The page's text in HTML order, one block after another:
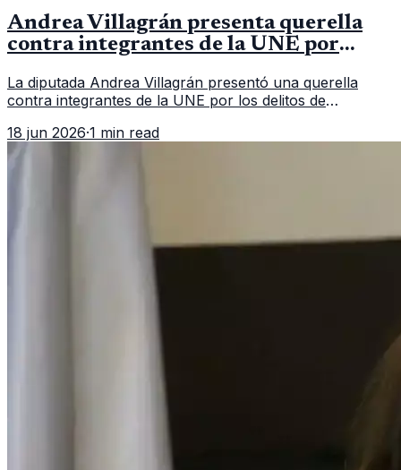
Andrea Villagrán presenta querella
contra integrantes de la UNE por
La diputada Andrea Villagrán presentó una querella
contra integrantes de la UNE por los delitos de
18 jun 2026·1 min read